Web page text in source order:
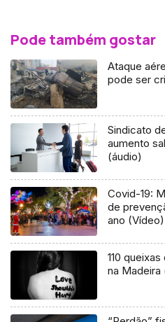
Pode também gostar
Ataque
pode ser
Sindicato
aumento
(áudio)
Covid-19:
de
ano (Vídeo)
110
na Madeira